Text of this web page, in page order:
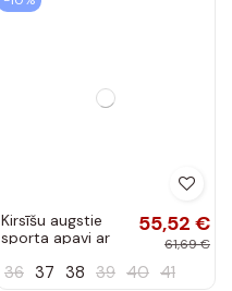
Kirsīšu augstie
sporta apavi ar
Klevis
55,52 €
61,69 €
36 37 38 39 40 41